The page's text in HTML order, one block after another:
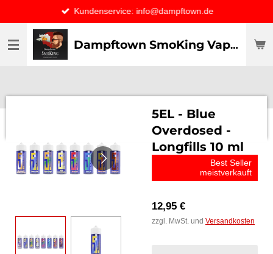
Hauptinhalt
springen
Dampftown SmoKing Vapor specialist & CO / VAPE ONLY THE BEST
Kundenservice: info@dampftown.de
5EL - Blue
Overdosed -
Longfills 10 ml
Best Seller
meistverkauft
12,95 €
zzgl. MwSt. und Versandkosten